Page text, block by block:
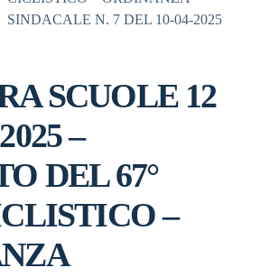
SINDACALE N. 7 DEL 10-04-2025
SCUOLE 12
–
DEL 67°
–